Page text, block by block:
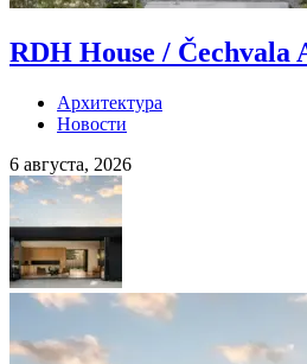
RDH House / Čechvala
Архитектура
Новости
6 августа, 2026